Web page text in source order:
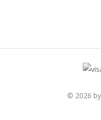
© 2026